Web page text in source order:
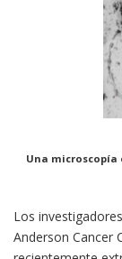
Una
Los
Anderson Cancer